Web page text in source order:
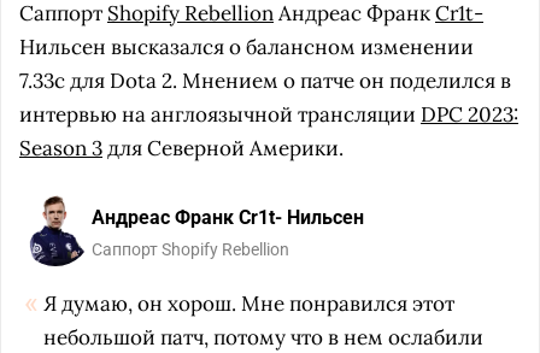
Саппорт Shopify RebellionАндреас ФранкCr1t-
Нильсен высказался о балансном изменении
7.33c для Dota 2. Мнением о патче он поделился в
интервью на англоязычной трансляции DPC 2023:
Season 3для Северной Америки.
Андреас Франк Cr1t- Нильсен
Саппорт Shopify Rebellion
Я думаю, он хорош. Мне понравился этот
небольшой патч, потому что в нем ослабили